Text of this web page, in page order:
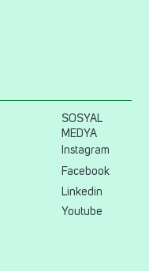
SOSYAL
MEDYA
Instagram
Facebook
Linkedin
Youtube